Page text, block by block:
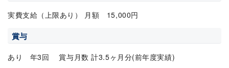
実費支給（上限あり） 月額 15,000円
賞与
あり 年3回 賞与月数 計3.5ヶ月分(前年度実績)